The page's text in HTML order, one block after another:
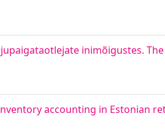
inimõigustes.
accounting in Estonian